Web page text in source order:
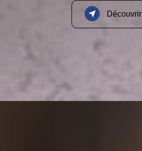
Découvrir